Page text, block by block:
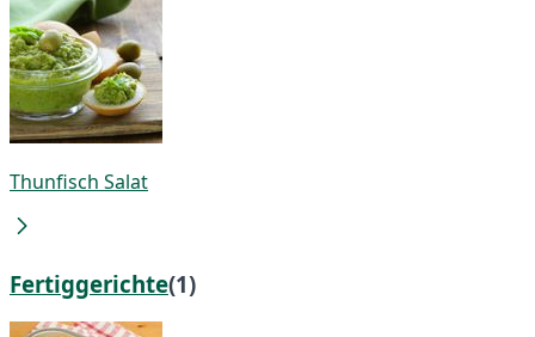
Thunfisch Salat
Fertiggerichte(1)